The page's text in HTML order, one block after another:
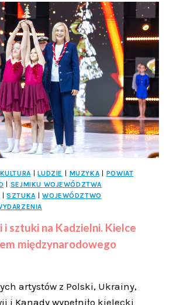
OSTROWCA
–
RUSZYŁY
MILIONOWE
INWESTYCJE
SPORTOWE
W
MIEŚCIE
KULTURA | LUDZIE | MUZYKA | POWIAT
| SEJMIKU WOJEWÓDZTWA
| SZTUKA | WOJEWÓDZTWO
i sztuki na Kadzielni. Kielce
międzynarodowego
artystów z Polski, Ukrainy,
i Kanady wypełniło kielecki